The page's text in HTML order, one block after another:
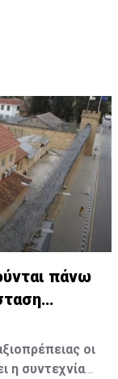
πάνω
οι
η συντεχνία